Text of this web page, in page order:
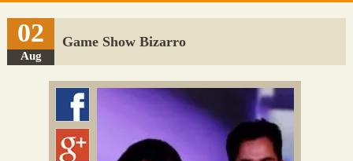
Sugerir Link
Adicionar Blog
Colmeia Exchange
02
Aug
Game Show Bizarro